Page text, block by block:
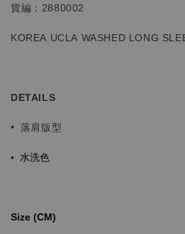
貨編：2880002
KOREA UCLA WASHED LONG
DETAILS
• 落肩版型
• 水洗色
Size (CM)⁡⁡